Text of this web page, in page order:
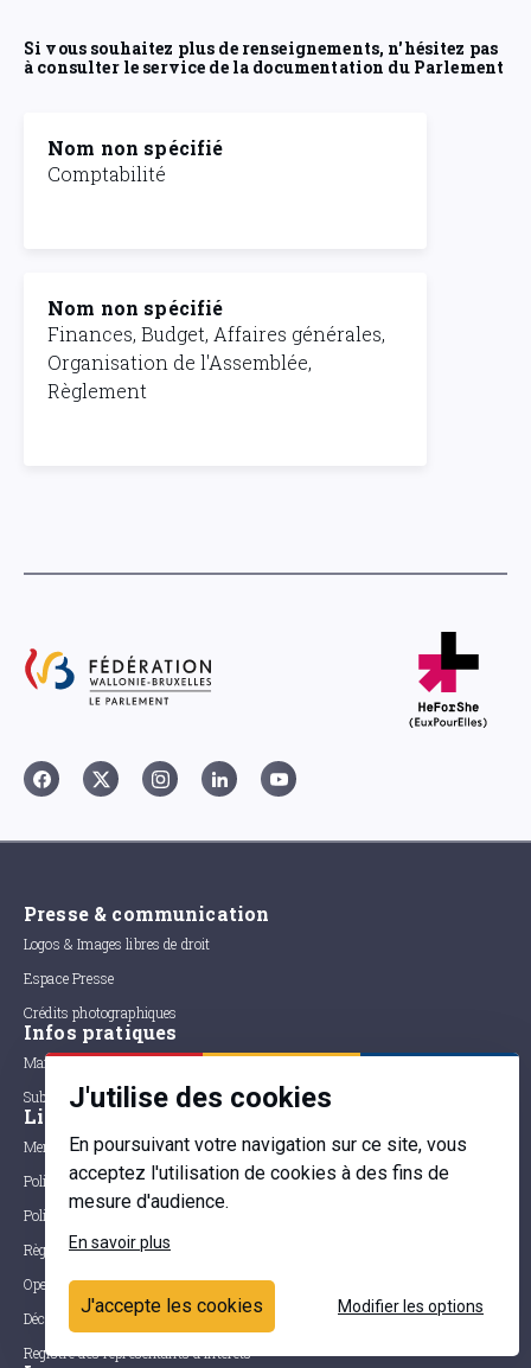
J'utilise des cookies
En poursuivant votre navigation sur ce site, vous
acceptez l'utilisation de cookies à des fins de
mesure d'audience.
En savoir plus
J'accepte les cookies Modifier les options
Si vous souhaitez plus de renseignements, n'hésitez pas
à consulter le service de la documentation du Parlement
Nom non spécifié
Comptabilité
Nom non spécifié
Finances, Budget, Affaires générales,
Organisation de l'Assemblée,
Règlement
Presse & communication
Logos & Images libres de droit
Espace Presse
Crédits photographiques
Infos pratiques
Marchés publics
Subventions
Liens utiles
Mentions légales
Politique de confidentialité
Politique d'utilisation des cookies
Règlement du parlement
Open data
Déclaration d'accessibilité
Registre des représentants d'intérêts